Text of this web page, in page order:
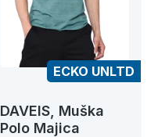
ECKO UNLTD
DAVEIS, Muška
Polo Majica